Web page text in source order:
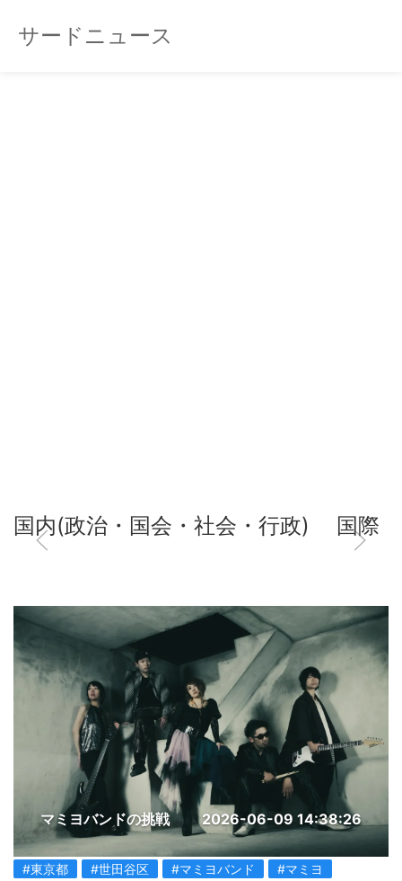
サードニュース
国内(政治・国会・社会・行政) 国際
マミヨバンドの挑戦 2026-06-09 14:38:26
#東京都 #世田谷区 #マミヨバンド
#マミヨ